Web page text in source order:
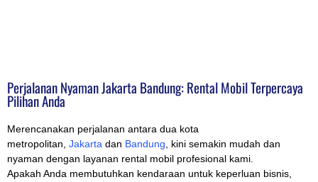
Perjalanan Nyaman Jakarta Bandung: Rental Mobil Terpercaya
Pilihan Anda
Merencanakan perjalanan antara dua kota
metropolitan, Jakarta dan Bandung , kini semakin mudah dan
nyaman dengan layanan rental mobil profesional kami.
Apakah Anda membutuhkan kendaraan untuk keperluan bisnis,